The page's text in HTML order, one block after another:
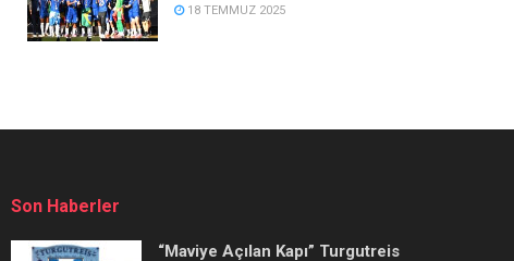
18 TEMMUZ 2025
Son Haberler
“Maviye Açılan Kapı” Turgutreis